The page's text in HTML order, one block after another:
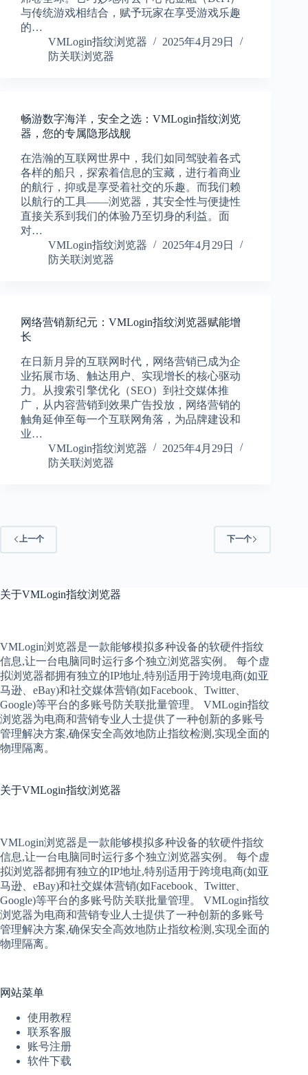
与传统游戏相结合，赋予玩家在享受游戏乐趣
的…
VMLogin指纹浏览器
2025年4月29日
防关联浏览器
畅游数字海洋，安全之选：VMLogin指纹浏览
器，您的专属隐形战舰
在浩瀚的互联网世界中，我们如同驾驶着各式
各样的船只，探索着信息的宝藏，进行着商业
的航行，抑或是享受着社交的乐趣。而我们赖
以航行的工具——浏览器，其安全性与便捷性
直接关系到我们的体验乃至切身的利益。面
对…
VMLogin指纹浏览器
2025年4月29日
防关联浏览器
网络营销新纪元：VMLogin指纹浏览器赋能增
长
在日新月异的互联网时代，网络营销已成为企
业拓展市场、触达用户、实现增长的核心驱动
力。从搜索引擎优化（SEO）到社交媒体推
广，从内容营销到效果广告投放，网络营销的
触角延伸至每一个互联网角落，为品牌建设和
业…
VMLogin指纹浏览器
2025年4月29日
防关联浏览器
上一个 下一个
关于VMLogin指纹浏览器
VMLogin浏览器是一款能够模拟多种设备的软硬件指纹
信息,让一台电脑同时运行多个独立浏览器实例。 每个虚
拟浏览器都拥有独立的IP地址,特别适用于跨境电商(如亚
马逊、eBay)和社交媒体营销(如Facebook、Twitter、
Google)等平台的多账号防关联批量管理。 VMLogin指纹
浏览器为电商和营销专业人士提供了一种创新的多账号
管理解决方案,确保安全高效地防止指纹检测,实现全面的
物理隔离。
关于VMLogin指纹浏览器
VMLogin浏览器是一款能够模拟多种设备的软硬件指纹
信息,让一台电脑同时运行多个独立浏览器实例。 每个虚
拟浏览器都拥有独立的IP地址,特别适用于跨境电商(如亚
马逊、eBay)和社交媒体营销(如Facebook、Twitter、
Google)等平台的多账号防关联批量管理。 VMLogin指纹
浏览器为电商和营销专业人士提供了一种创新的多账号
管理解决方案,确保安全高效地防止指纹检测,实现全面的
物理隔离。
网站菜单
使用教程
联系客服
账号注册
软件下载